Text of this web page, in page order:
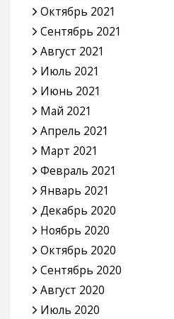
Октябрь 2021
Сентябрь 2021
Август 2021
Июль 2021
Июнь 2021
Май 2021
Апрель 2021
Март 2021
Февраль 2021
Январь 2021
Декабрь 2020
Ноябрь 2020
Октябрь 2020
Сентябрь 2020
Август 2020
Июль 2020